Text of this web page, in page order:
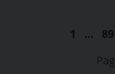
1 … 89